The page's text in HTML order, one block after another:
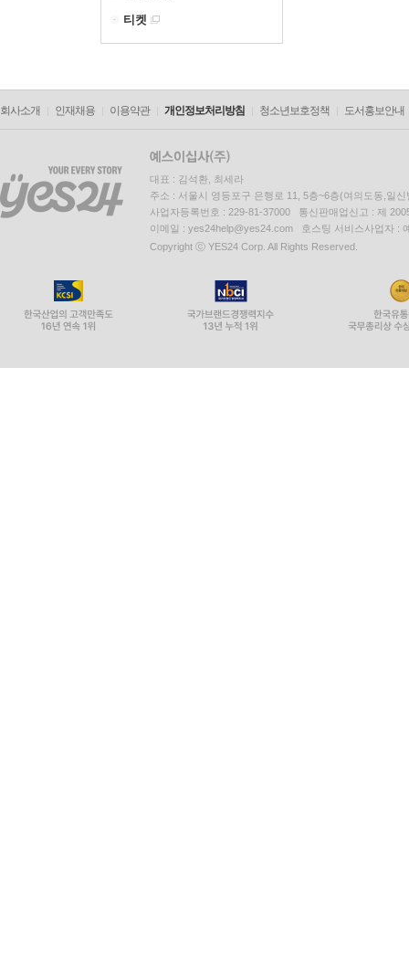
티켓
회사소개 인재채용 이용약관 개인정보처리방침 청소년보호정책 도서홍보안내
대표 : 김석환, 최세라
주소 : 서울시 영등포구 은행로 11, 5층~6층(여의도동,일신
사업자등록번호 : 229-81-37000 통신판매업신고 : 제
이메일 : yes24help@yes24.com 호스팅 서비스사업자 :
Copyright ⓒ YES24 Corp. All Rights Reserved.